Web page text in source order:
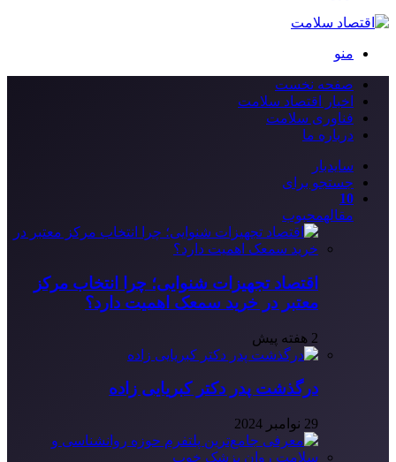
منو
صفحه نخست
اخبار اقتصاد سلامت
فناوری سلامت
درباره ما
سایدبار
جستجو برای
10
مقالهمحبوب
اقتصاد تجهیزات شنوایی؛ چرا انتخاب مرکز
معتبر در خرید سمعک اهمیت دارد؟
2 هفته پیش
درگذشت پدر دکتر کبریایی زاده
29 نوامبر 2024